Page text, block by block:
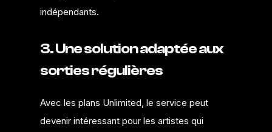
indépendants.
3. Une solution adaptée aux
sorties régulières
Avec les plans Unlimited, le service peut
devenir intéressant pour les artistes qui